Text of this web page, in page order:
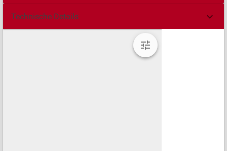
Technische Details